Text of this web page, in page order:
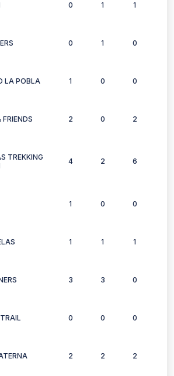
0 1 1
0 1 0
LA POBLA 1 0 0
FRIENDS 2 0 2
TREKKING
4 2 6
1 0 0
1 1 1
3 3 0
0 0 0
2 2 2